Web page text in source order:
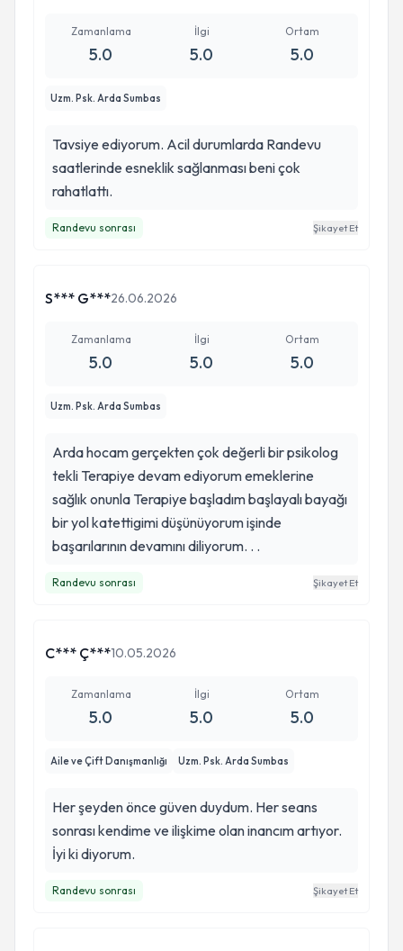
Zamanlama
5.0
İlgi
5.0
Ortam
5.0
Uzm. Psk. Arda Sumbas
Tavsiye ediyorum. Acil durumlarda Randevu
saatlerinde esneklik sağlanması beni çok
rahatlattı.
Randevu sonrası Şikayet Et
S*** G***26.06.2026
Zamanlama
5.0
İlgi
5.0
Ortam
5.0
Uzm. Psk. Arda Sumbas
Arda hocam gerçekten çok değerli bir psikolog
tekli Terapiye devam ediyorum emeklerine
sağlık onunla Terapiye başladım başlayalı bayağı
bir yol katettigimi düşünüyorum işinde
başarılarının devamını diliyorum. . .
Randevu sonrası Şikayet Et
C*** Ç***10.05.2026
Zamanlama
5.0
İlgi
5.0
Ortam
5.0
Aile ve Çift Danışmanlığı Uzm. Psk. Arda Sumbas
Her şeyden önce güven duydum. Her seans
sonrası kendime ve ilişkime olan inancım artıyor.
İyi ki diyorum.
Randevu sonrası Şikayet Et